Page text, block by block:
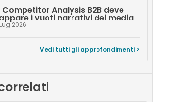
Competitor Analysis B2B deve
i vuoti narrativi dei media
2026
Vedi tutti gli approfondimenti >